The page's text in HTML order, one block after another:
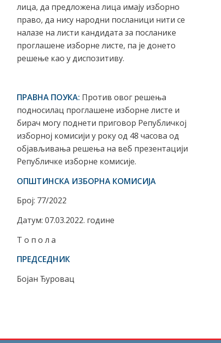
лица, да предложена лица имају изборно
право, да нису народни посланици нити се
налазе на листи кандидата за посланике
проглашене изборне листе, па је донето
решење као у диспозитиву.
ПРАВНА ПОУКА: Против овог решења
подносилац проглашене изборне листе и
бирач могу поднети приговор Републичкој
изборној комисији у року од 48 часова од
објављивања решења на веб презентацији
Републичке изборне комисије.
ОПШТИНСКА ИЗБОРНА КОМИСИЈА
Број: 77/2022
Датум: 07.03.2022. године
Т о п о л а
ПРЕДСЕДНИК
Бојан Ђуровац